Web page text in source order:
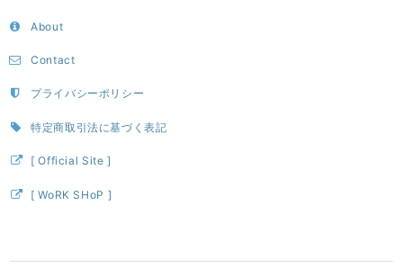
About
Contact
プライバシーポリシー
特定商取引法に基づく表記
[ Official Site ]
[ WoRK SHoP ]